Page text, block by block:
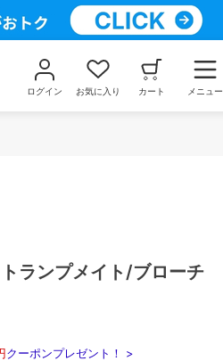
ログイン お気に入り カート メニュー
ランプメイト/ブローチ
クーポンプレゼント！ >